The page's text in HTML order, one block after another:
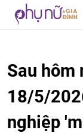
Sau hôm
18/5/
nghiệp